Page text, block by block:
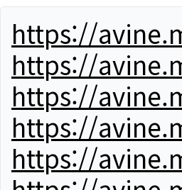
https://
https://
https://
https://
https://